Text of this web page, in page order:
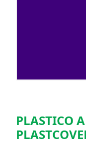
PLASTICO